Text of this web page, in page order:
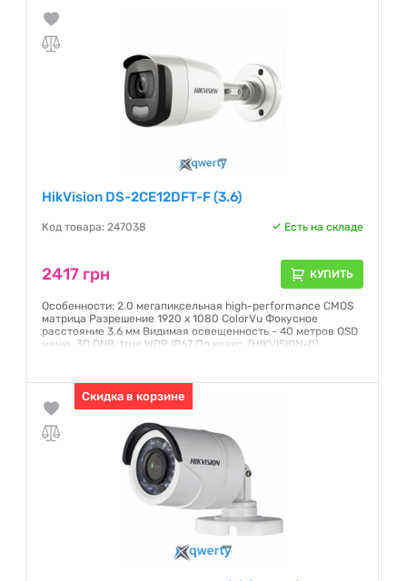
HikVision DS-2CE12DFT-F (3.6)
Код товара: 247038 Есть на складе
2417 грн КУПИТЬ
Особенности: 2.0 мегапиксельная high-performance CMOS
матрица Разрешение 1920 х 1080 ColorVu Фокусное
расстояние 3.6 мм Видимая освещенность - 40 метров OSD
меню, 3D DNR, true WDR IP67 По коакс. (HIKVISION-C)
Скидка в корзине